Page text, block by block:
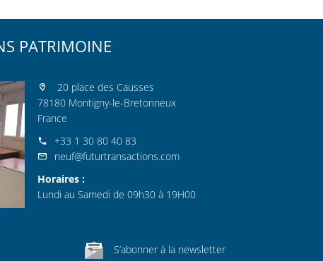
PATRIMOINE
20 place des Causses
78180 Montigny-le-Bretonneux
France
+33 1 30 80 40 83
neuf@futurtransactions.com
Horaires :
Lundi au Samedi de 09h30 à 19H00
S’abonner à la newsletter